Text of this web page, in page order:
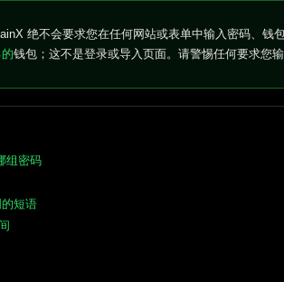
绝不会要求您在任何网站或表单中输入密码、钱
钱包；这不是登录或导入页面。请警惕任何要求您输
组密码
短语